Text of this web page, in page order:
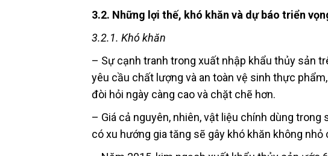
3.2. Những lợi thế, khó khăn và dự báo triển
3.2.1. Khó khăn
– Sự cạnh tranh trong xuất nhập khẩu thủy sản
yêu cầu chất lượng và an toàn vệ sinh thực
đòi hỏi ngày càng cao và chặt chẽ hơn.
– Giá cả nguyên, nhiên, vật liệu chính dùng
có xu hướng gia tăng sẽ gây khó khăn không